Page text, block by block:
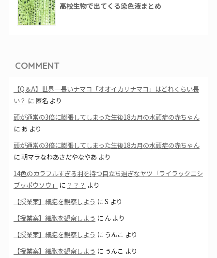
高校生物で出てくる染色液まとめ
COMMENT
【Q＆A】世界一長いナマコ「オオイカリナマコ」はどれくらい長
い？ に 匿名より
頭が通常の3倍に膨張してしまった生後18カ月の水頭症の赤ちゃん
に あ より
頭が通常の3倍に膨張してしまった生後18カ月の水頭症の赤ちゃん
に朝マラなわあさだやなやあ より
14色のカラフルすぎる羽を持つ目立ち過ぎなヤツ「ライラックニシ
ブッポウソウ」
に ？？？ より
【授業案】細胞を観察しよう にS より
【授業案】細胞を観察しよう に んより
【授業案】細胞を観察しよう に うんこ より
【授業案】細胞を観察しよう に うんこ より